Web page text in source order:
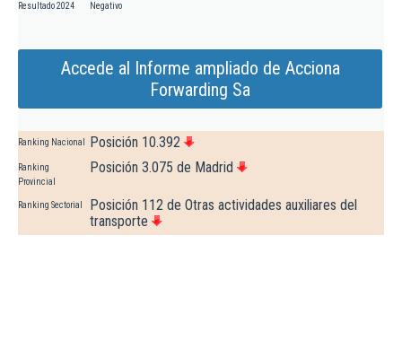
Resultado 2024 Negativo
Accede al Informe ampliado de Acciona
Forwarding Sa
Ranking Nacional Posición 10.392
Ranking
Provincial
Posición 3.075 de Madrid
Ranking Sectorial
Posición 112 de Otras actividades auxiliares del
transporte